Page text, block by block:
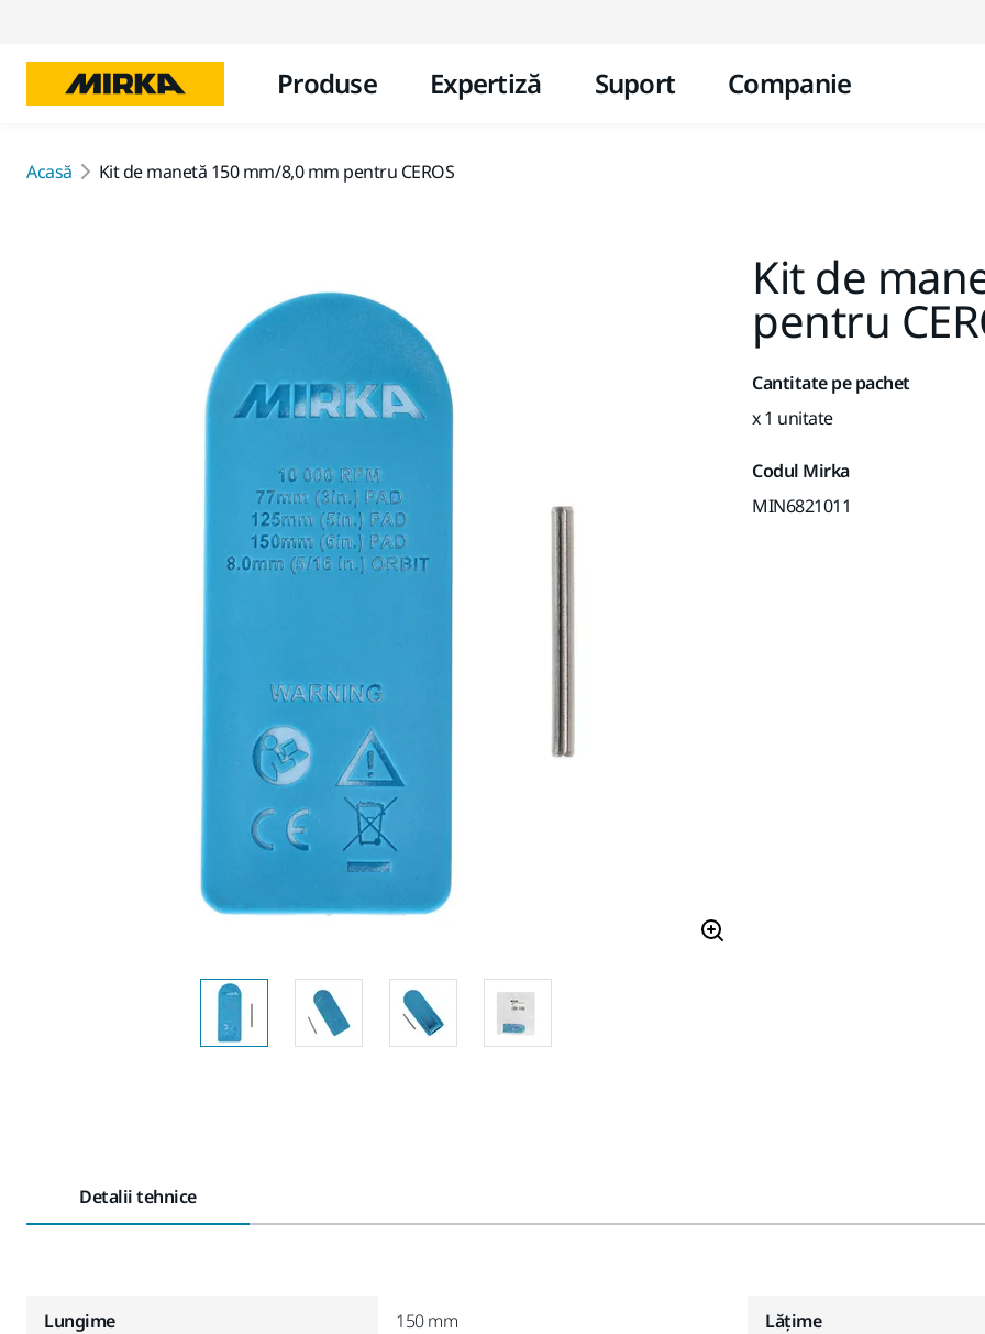
Produse Expertiză Suport Companie
Acasă Kit de manetă 150 mm/8,0 mm pentru CEROS
Kit de
pentru
Cantitate pe pachet
x 1 unitate
Codul Mirka
MIN6821011
Detalii tehnice
Lungime 150 mm Lăţime